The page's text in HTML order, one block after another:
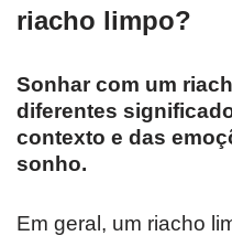
riacho limpo?
Sonhar com um
diferentes
contexto e das
sonho.
Em geral, um riacho